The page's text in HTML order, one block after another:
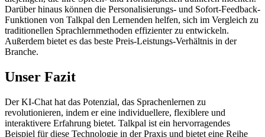
Darüber hinaus können die Personalisierungs- und Sofort-Feedback-
Funktionen von Talkpal den Lernenden helfen, sich im Vergleich zu
traditionellen Sprachlernmethoden effizienter zu entwickeln.
Außerdem bietet es das beste Preis-Leistungs-Verhältnis in der
Branche.
Unser Fazit
Der KI-Chat hat das Potenzial, das Sprachenlernen zu
revolutionieren, indem er eine individuellere, flexiblere und
interaktivere Erfahrung bietet. Talkpal ist ein hervorragendes
Beispiel für diese Technologie in der Praxis und bietet eine Reihe